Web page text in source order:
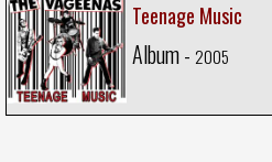
Teenage Music
Album - 2005